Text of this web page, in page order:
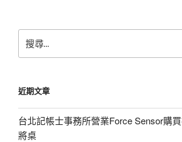
尋
字:
近期文章
台北記帳士事務所營業Force Sensor購
將桌